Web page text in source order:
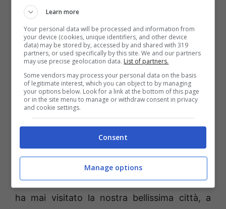
che sta effettivamente travalicando i confini
«Il centro storico –commenta il sindaco di
fermento in vista del Natale e grazie a questo
evento lo è ancora di più. Noto con piacere,
leggendo il programma, che le proposte sono
eterogenee e che è stata dedicata
grandissima attenzione a coinvolgere tutti,
dai bambini ai meno giovani. Invito la
cittadinanza e chi viene da fuori e magari non
ha mai visitato la nostra bellissima città, a
Learn more
Your personal data will be processed and information from
your device (cookies, unique identifiers, and other device
data) may be stored by, accessed by and shared with 319
partners, or used specifically by this site. We and our partners
may use precise geolocation data. List of partners.
Some vendors may process your personal data on the basis
of legitimate interest, which you can object to by managing
your options below. Look for a link at the bottom of this page
or in the site menu to manage or withdraw consent in privacy
and cookie settings.
Consent
Manage options